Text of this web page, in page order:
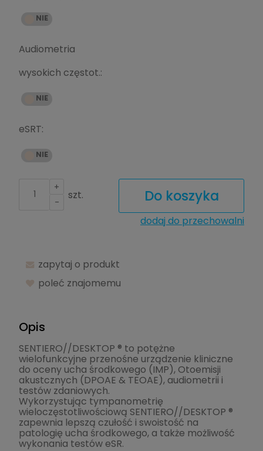
Audiometria
wysokich częstot.:
eSRT:
+
-
szt. Do koszyka
dodaj do przechowalni
zapytaj o produkt
poleć znajomemu
Opis
SENTIERO//DESKTOP ® to potężne
wielofunkcyjne przenośne urządzenie kliniczne
do oceny ucha środkowego (IMP), Otoemisji
akustcznych (DPOAE & TEOAE), audiometrii i
testów zdaniowych.
Wykorzystując tympanometrię
wieloczęstotliwościową SENTIERO//DESKTOP ®
zapewnia lepszą czułość i swoistość na
patologię ucha środkowego, a także możliwość
wykonania testów eSR.